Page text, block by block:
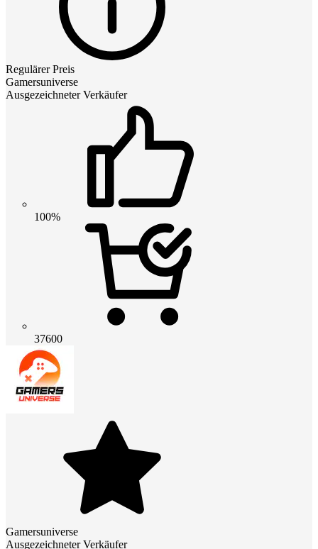
Regulärer Preis
Gamersuniverse
Ausgezeichneter Verkäufer
100%
37600
Gamersuniverse
Ausgezeichneter Verkäufer